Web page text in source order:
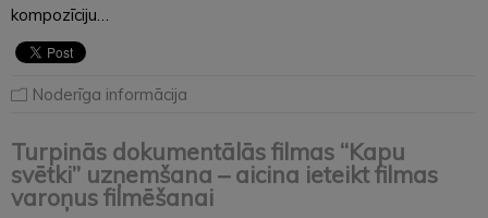
kompozīciju…
Noderīga informācija
Turpinās dokumentālās filmas “Kapu
svētki” uzņemšana – aicina ieteikt filmas
varoņus filmēšanai